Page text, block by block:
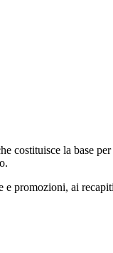
la base per
promozioni, ai